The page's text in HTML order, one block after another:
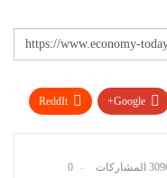
Google+
ReddIt
المشاركات 0